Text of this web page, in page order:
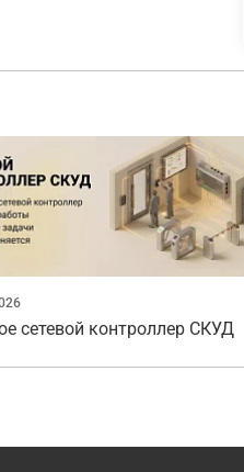
сетевой контроллер СКУД